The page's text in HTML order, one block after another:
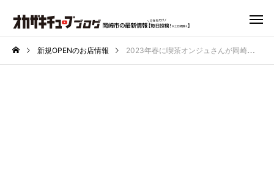
新規OPENのお店情報 2023年春に喫茶オンジュさんが岡崎市欠町にオープン予定！